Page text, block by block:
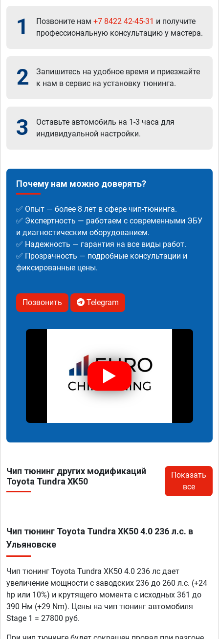
1 Позвоните нам +7 8422 42-45-31 и получите
профессиональную консультацию у мастера.
2
Запишитесь на удобное время и приезжайте
к нам в сервис на установку тюнинга.
3
Оставьте автомобиль на 1-3 часа для
индивидуальной настройки.
Почему нам можно доверять?
✅ Опыт — более 8 лет в сфере чип-тюнинга.
✅ Экспертность — работаем с современными ЭБУ
и диагностическим оборудованием.
✅ Надежность — гарантия на все виды работ.
✅ Прозрачность — подробные консультации и
фиксированные цены.
Позвонить Telegram
Чип тюнинг других модификаций
Toyota Tundra XK50
Показать
все
Чип тюнинг Toyota Tundra XK50 4.0 236 л.с. в
Ульяновске
Чип тюнинг Toyota Tundra XK50 4.0 236 лс дает
увеличение мощности с заводских 236 до 260 л.с. (+24
hp или 10%) и крутящего момента с исходных 361 до
390 Нм (+29 Nm). Цены на чип тюнинг автомобиля
Stage 1 = 27800 руб.